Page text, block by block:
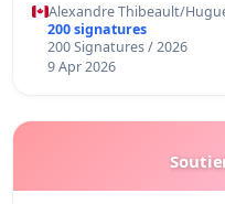
Alexandre Thibeault/
200 signatures
200 Signatures / 2026
9 Apr 2026